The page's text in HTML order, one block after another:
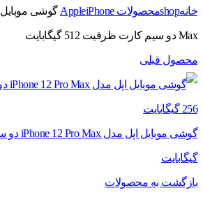
خانهshopمحصولات AppleiPhone
Max دو سیم‌ کارت ظرفیت 512 گیگابایت
محصول قبلی
گیگابایت
بازگشت به محصولات